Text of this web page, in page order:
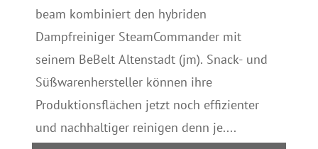
beam kombiniert den hybriden
Dampfreiniger SteamCommander mit
seinem BeBelt Altenstadt (jm). Snack- und
Süßwarenhersteller können ihre
Produktionsflächen jetzt noch effizienter
und nachhaltiger reinigen denn je....